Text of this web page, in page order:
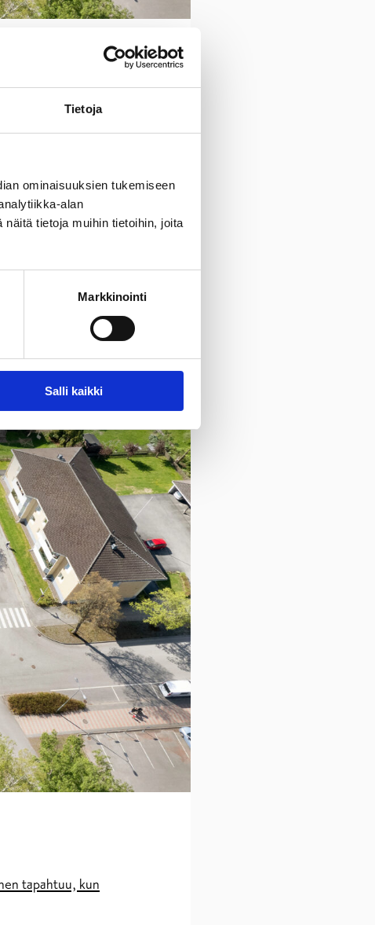
Tietoja
ominaisuuksien tukemiseen
alan
tietoja muihin tietoihin, joita
Markkinointi
Salli kaikki
alkavat maanantaina
tapahtuu, kun